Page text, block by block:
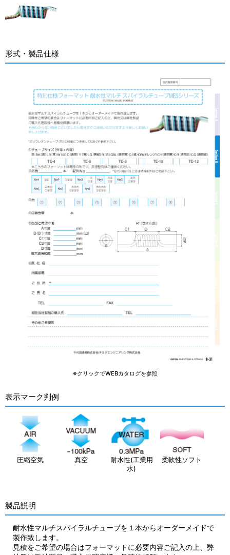
形式・製品仕様
※クリックでWEBカタログを参照
表示マーク判例
圧縮空気 真空
耐水性(工業用
水)
柔軟性ソフト
製品説明
耐水性マルチスパイラルチューブを１本からオーダーメイドで
製作致します。
見積をご希望の場合はフォーマットに必要内容ご記入の上、弊